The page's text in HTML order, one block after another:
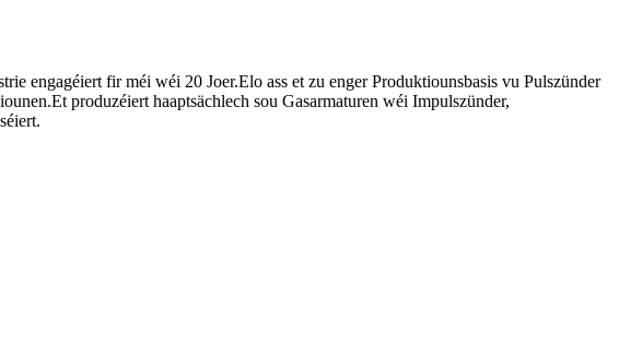
engagéiert fir méi wéi 20 Joer.Elo ass et zu enger Produktiounsbasis vu Pulszünder
produzéiert haaptsächlech sou Gasarmaturen wéi Impulszünder,